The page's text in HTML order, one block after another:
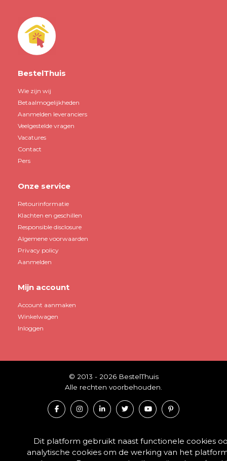
BestelThuis
Wie zijn wij
Betaalmogelijkheden
Aanmelden leveranciers
Veelgestelde vragen
Vacatures
Contact
Pers
Onze service
Retourinformatie
Klachten en geschillen
Responsible disclosure
Algemene voorwaarden
Privacy policy
Aanmelden
Mijn account
Account aanmaken
Winkelwagen
Inloggen
© 2013 - 2026 BestelThuis
Alle rechten voorbehouden.
Dit platform gebruikt naast functionele cookies
analytische cookies om de werking van het